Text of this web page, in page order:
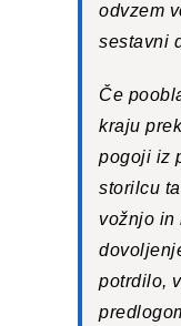
odvzem
sestavni
Če
kraju
pogoji iz
storilcu
vožnjo in
potrdilo,